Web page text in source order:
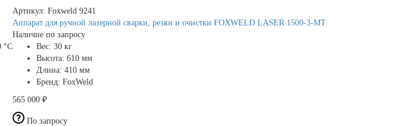
°С
Артикул: Foxweld 9241
Аппарат для ручной лазерной сварки, резки и очистки FOXWELD LASER 1500-3-MT
Наличие по запросу
Вес: 30 кг
Высота: 610 мм
Длина: 410 мм
Бренд: FoxWeld
565 000 ₽
По запросу